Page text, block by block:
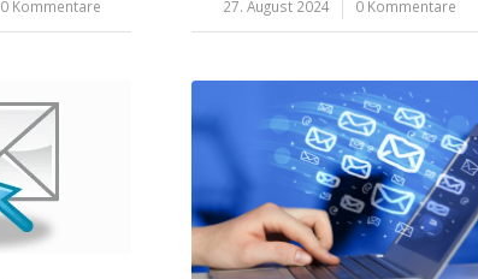
0 Kommentare 27. August 2024
/ 0 Kommentare